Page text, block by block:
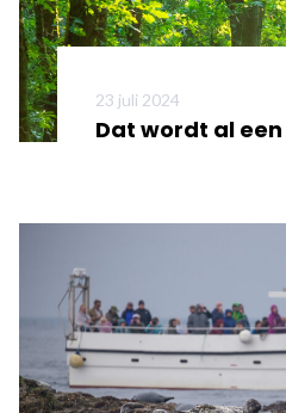
23 juli 2024
Dat wordt al